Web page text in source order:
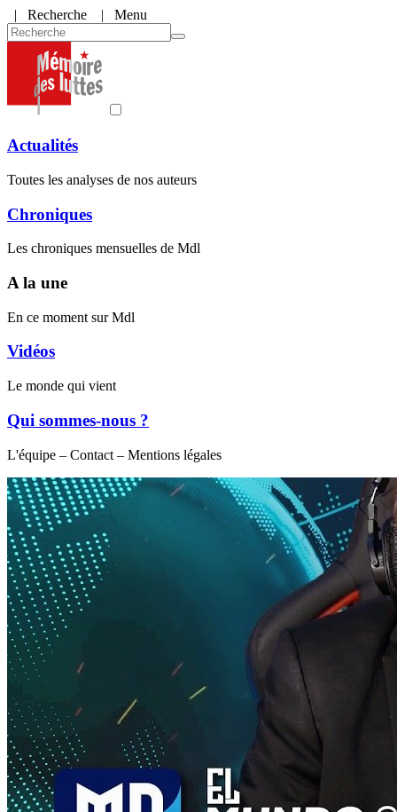
| Recherche | Menu
Actualités
Toutes les analyses de nos auteurs
Chroniques
Les chroniques mensuelles de Mdl
A la une
En ce moment sur Mdl
Vidéos
Le monde qui vient
Qui sommes-nous ?
L'équipe – Contact – Mentions légales